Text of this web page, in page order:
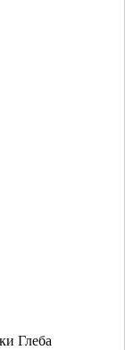
Глеба